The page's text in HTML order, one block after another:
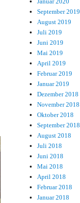
September 2019
August 2019
Juli 2019
Juni 2019
Mai 2019
April 2019
Februar 2019
Januar 2019
Dezember 2018
November 2018
Oktober 2018
September 2018
August 2018
Juli 2018
Juni 2018
Mai 2018
April 2018
Februar 2018
Januar 2018